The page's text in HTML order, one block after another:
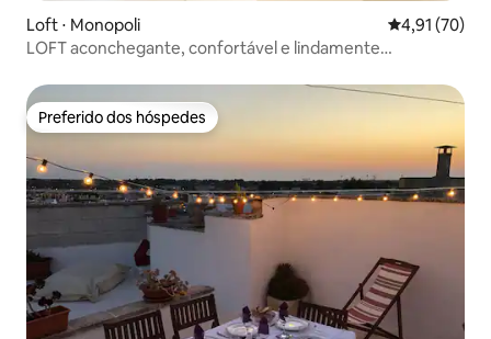
Loft ⋅ Monopoli 4,91 de uma
4,91 (70)
LOFT aconchegante, confortável e lindamente
Preferido dos hóspedes
Preferido dos hóspedes